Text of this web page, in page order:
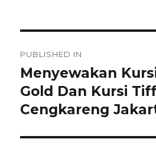
pos
PUBLISHED IN
Menyewakan
Gold Dan Kursi
Cengkareng